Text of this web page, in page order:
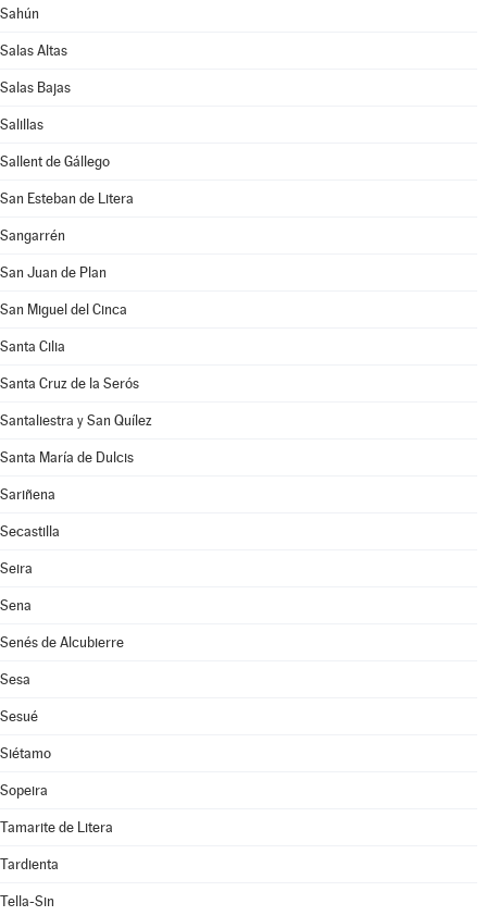
Sahún
Salas Altas
Salas Bajas
Salillas
Sallent de Gállego
San Esteban de Litera
Sangarrén
San Juan de Plan
San Miguel del Cinca
Santa Cilia
Santa Cruz de la Serós
Santaliestra y San Quílez
Santa María de Dulcis
Sariñena
Secastilla
Seira
Sena
Senés de Alcubierre
Sesa
Sesué
Siétamo
Sopeira
Tamarite de Litera
Tardienta
Tella-Sin